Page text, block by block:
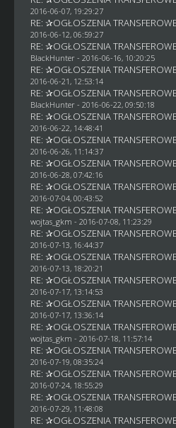
2016-06-07, 19:29:27
RE: ✰OGŁOSZENIA
2016-06-12, 06:59:27
RE: ✰OGŁOSZENIA
BlackHunter- 2016-06-16, 10:20:25
RE: ✰OGŁOSZENIA
2016-06-21, 12:53:14
RE: ✰OGŁOSZENIA
BlackHunter- 2016-06-22, 09:50:18
RE: ✰OGŁOSZENIA
2016-06-22, 14:48:41
RE: ✰OGŁOSZENIA
2016-06-26, 11:14:37
RE: ✰OGŁOSZENIA
2016-06-28, 07:42:16
RE: ✰OGŁOSZENIA
2016-07-04, 00:43:52
RE: ✰OGŁOSZENIA
wojtas_gkm - 2016-07-08, 11:23:29
RE: ✰OGŁOSZENIA
2016-07-13, 16:44:37
RE: ✰OGŁOSZENIA
2016-07-13, 18:20:21
RE: ✰OGŁOSZENIA
2016-07-17, 13:14:53
RE: ✰OGŁOSZENIA
2016-07-17, 13:36:14
RE: ✰OGŁOSZENIA
wojtas_gkm - 2016-07-18, 11:57:14
RE: ✰OGŁOSZENIA
2016-07-19, 08:35:24
RE: ✰OGŁOSZENIA
2016-07-24, 18:55:29
RE: ✰OGŁOSZENIA
2016-07-29, 11:48:08
RE: ✰OGŁOSZENIA